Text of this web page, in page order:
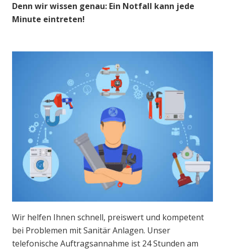
Denn wir wissen genau: Ein Notfall kann jede
Minute eintreten!
Wir helfen Ihnen schnell, preiswert und kompetent
bei Problemen mit Sanitär Anlagen. Unser
telefonische Auftragsannahme ist 24 Stunden am